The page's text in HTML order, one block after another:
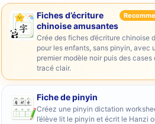
Fiches d’écriture
chinoise amusantes
Crée des fiches d’écriture chinoise
pour les enfants, sans pinyin, avec
premier modèle noir puis des cases
tracé clair.
Fiche de pinyin
Créez une pinyin dictation
l’élève lit le pinyin et écrit le Hanzi